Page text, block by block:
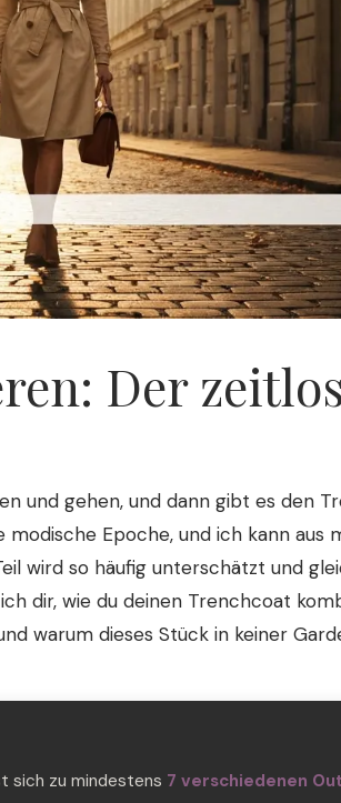
Der
und gehen, und dann gibt es den
Epoche, und ich kann aus
wird so häufig unterschätzt und
dir, wie du deinen Trenchcoat
warum dieses Stück in keiner
sich zu mindestens 7 verschiedenen